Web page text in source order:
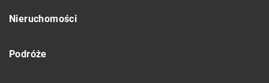
Nieruchomości
Podróże